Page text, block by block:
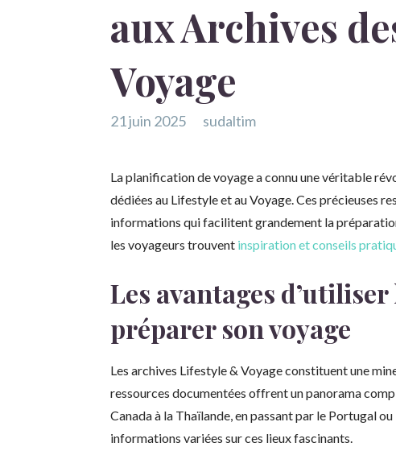
aux Archives
Voyage
21 juin 2025 sudaltim
La planification de voyage a connu une véritable
dédiées au Lifestyle et au Voyage. Ces précieuses
informations qui facilitent grandement la
les voyageurs trouvent inspiration et conseils
Les avantages
préparer son voyage
Les archives Lifestyle & Voyage constituent une
ressources documentées offrent un panorama
Canada à la Thaïlande, en passant par le Portugal
informations variées sur ces lieux fascinants.